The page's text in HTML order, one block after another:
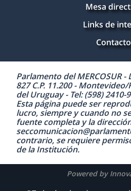
Mesa
Links de
Contacto
Parlamento del MERCOSUR
827 C.P. 11.200 -
del Uruguay - Tel: (598) 2410-
Esta página puede ser
lucro, siempre y cuando no
fuente completa y la
contrario, se requiere
de la Institución.
Powered by